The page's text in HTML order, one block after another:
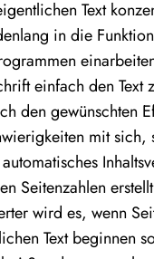
Text
in die
ein­fach den Text
den gewünsch­ten
mit
Sei­ten­zah­len
wird es, wenn
Text begin­nen